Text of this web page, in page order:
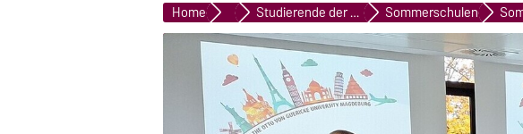
Home Outgoing - Wege in die Welt
Studierende der OVGU Sommerschulen